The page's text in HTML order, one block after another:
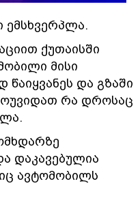
ემსხვერპლა.
ქუთაისში
მისი
წაიყვანეს და გზაში
რა დროსაც
დაკავებულია
ავტომობილს